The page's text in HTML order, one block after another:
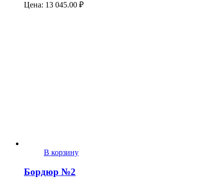
Цена: 13 045.00 ₽
В корзину
Бордюр №2